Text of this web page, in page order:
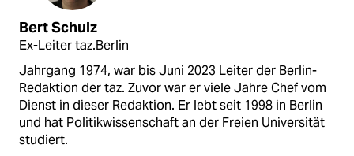
Bert Schulz
Ex-Leiter taz.Berlin
Jahrgang 1974, war bis Juni 2023 Leiter der Berlin-
Redaktion der taz. Zuvor war er viele Jahre Chef vom
Dienst in dieser Redaktion. Er lebt seit 1998 in Berlin
und hat Politikwissenschaft an der Freien Universität
studiert.